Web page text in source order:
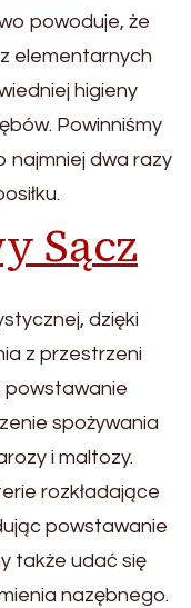
powoduje, że
elementarnych
higieny
Powinniśmy
najmniej dwa razy
Sącz
dzięki
z przestrzeni
powstawanie
spożywania
i maltozy.
rozkładające
powstawanie
także udać się
nazębnego.